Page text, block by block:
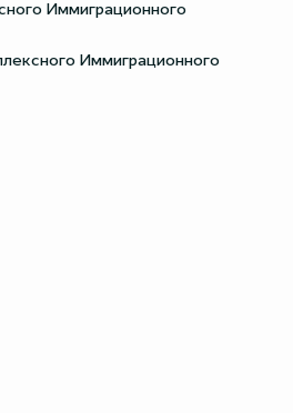
Иммиграционного
Иммиграционного